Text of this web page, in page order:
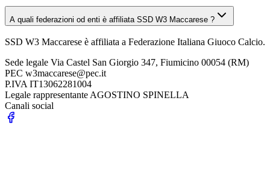
A quali federazioni od enti è affiliata SSD W3 Maccarese ?
SSD W3 Maccarese è affiliata a Federazione Italiana Giuoco Calcio.
Sede legale Via Castel San Giorgio 347, Fiumicino 00054 (RM)
PEC w3maccarese@pec.it
P.IVA IT13062281004
Legale rappresentante AGOSTINO SPINELLA
Canali social